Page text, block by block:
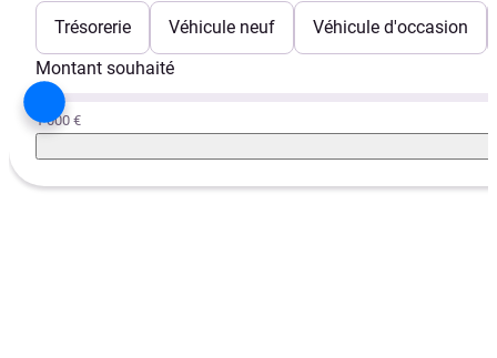
Trésorerie
Véhicule neuf
Véhicule d'occasion
Montant souhaité
1 000 €